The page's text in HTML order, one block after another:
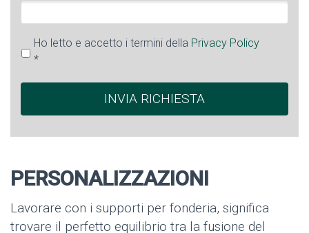
Ho letto e accetto i termini della Privacy Policy
*
PERSONALIZZAZIONI
Lavorare con i supporti per fonderia, significa
trovare il perfetto equilibrio tra la fusione del